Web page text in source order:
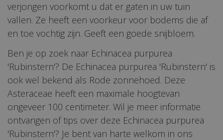
verjongen voorkomt u dat er gaten in uw tuin
vallen. Ze heeft een voorkeur voor bodems die af
en toe vochtig zijn. Geeft een goede snijbloem.
Ben je op zoek naar Echinacea purpurea
'Rubinstern'? De Echinacea purpurea 'Rubinstern' is
ook wel bekend als Rode zonnehoed. Deze
Asteraceae heeft een maximale hoogtevan
ongeveer 100 centimeter. Wil je meer informatie
ontvangen of tips over deze Echinacea purpurea
'Rubinstern'? Je bent van harte welkom in ons